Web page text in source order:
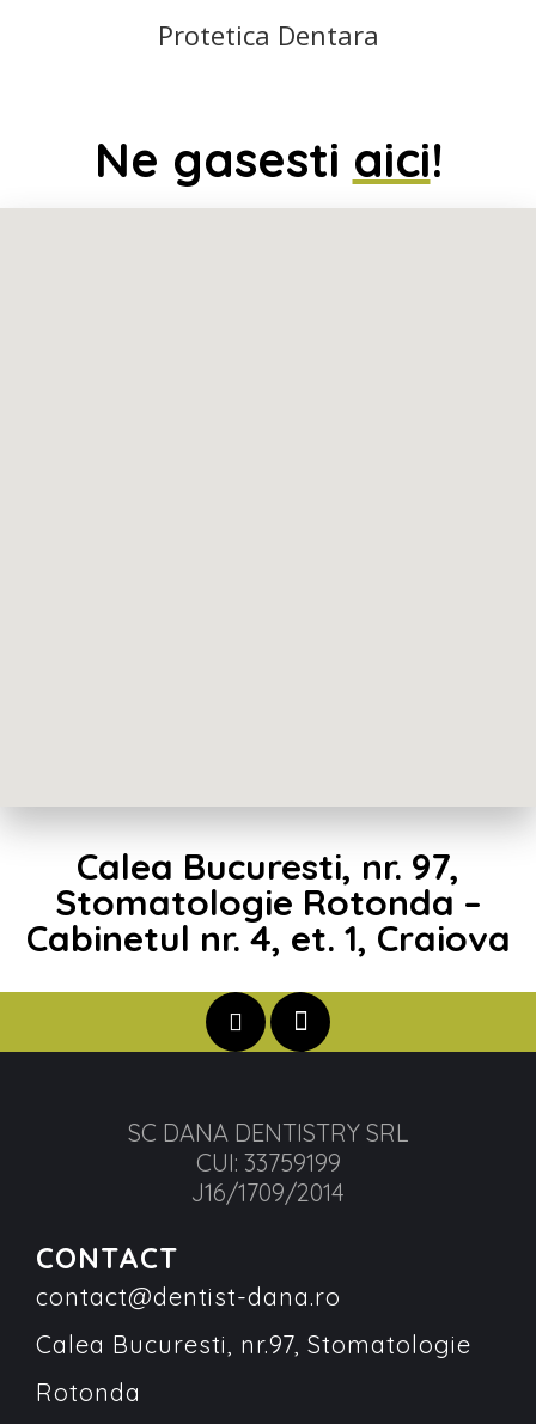
Protetica Dentara
Ne gasesti aici!
Calea Bucuresti, nr. 97,
Stomatologie Rotonda –
Cabinetul nr. 4, et. 1, Craiova
SC DANA DENTISTRY SRL
CUI: 33759199
J16/1709/2014
CONTACT
contact@dentist-dana.ro
Calea Bucuresti, nr.97, Stomatologie
Rotonda